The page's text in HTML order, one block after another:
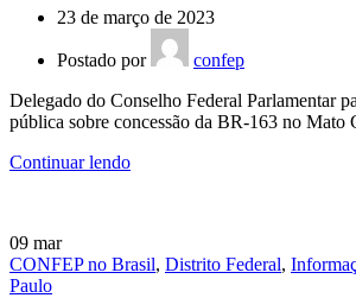
23 de março de 2023
Postado por
confep
Delegado do Conselho Federal Parlamentar
pública sobre concessão da BR-163 no Mato
Continuar lendo
09 mar
CONFEP no Brasil, Distrito Federal,
Paulo